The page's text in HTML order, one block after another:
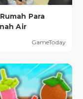
Para
Air
GameToday